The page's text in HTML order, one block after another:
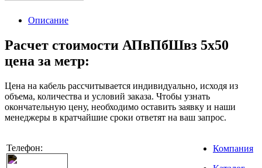
Описание
Расчет стоимости АПвПбШвз 5х50
цена за метр:
Цена на кабель рассчитывается индивидуально, исходя из
объема, количества и условий заказа. Чтобы узнать
окончательную цену, необходимо оставить заявку и наши
менеджеры в кратчайшие сроки ответят на ваш запрос.
Телефон:
Компания